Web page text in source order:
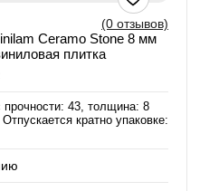
(0 отзывов)
Ceramo Stone 8 мм
плитка
43, толщина: 8
кратно упаковке: